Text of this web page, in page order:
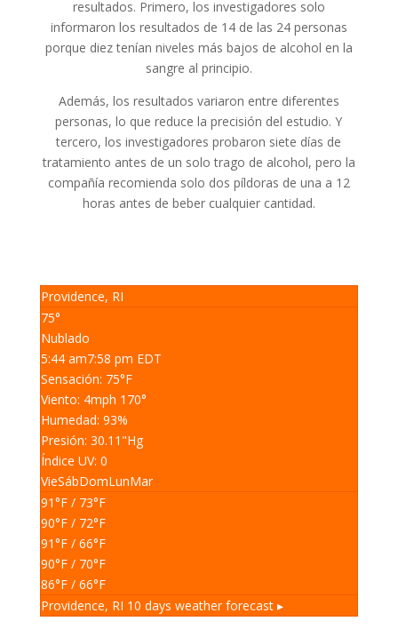
resultados. Primero, los investigadores solo
informaron los resultados de 14 de las 24 personas
porque diez tenían niveles más bajos de alcohol en la
sangre al principio.
Además, los resultados variaron entre diferentes
personas, lo que reduce la precisión del estudio. Y
tercero, los investigadores probaron siete días de
tratamiento antes de un solo trago de alcohol, pero la
compañía recomienda solo dos píldoras de una a 12
horas antes de beber cualquier cantidad.
Providence, RI
75°
Nublado
5:44 am7:58 pm EDT
Sensación: 75°F
Viento: 4mph 170°
Humedad: 93%
Presión: 30.11 "Hg
Índice UV: 0
VieSábDomLunMar
91°F/ 73°F
90°F/ 72°F
91°F/ 66°F
90°F/ 70°F
86°F/ 66°F
Providence, RI 10 days weather forecast ▸